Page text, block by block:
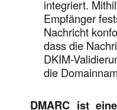
integriert.
Empfänger
Nachricht
dass die
DKIM-
die
DMARC ist